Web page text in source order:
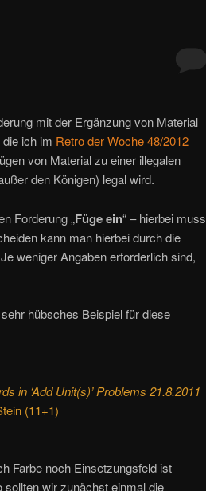
mit der Ergänzung von Material
die ich im Retro der Woche 48/2012
von Material zu einer illegalen
den Königen) legal wird.
Forderung „Füge ein“ – hierbei muss
kann man hierbei durch die
weniger Angaben erforderlich sind,
hübsches Beispiel für diese
in ‘Add Unit(s)’ Problems 21.8.2011
(11+1)
Farbe noch Einsetzungsfeld ist
sollten wir zunächst einmal die